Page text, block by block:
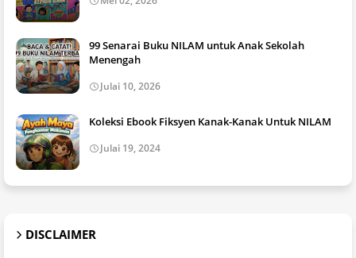
99 Senarai Buku NILAM untuk Anak Sekolah
Menengah
Julai 10, 2026
Koleksi Ebook Fiksyen Kanak-Kanak Untuk NILAM
Julai 19, 2024
DISCLAIMER